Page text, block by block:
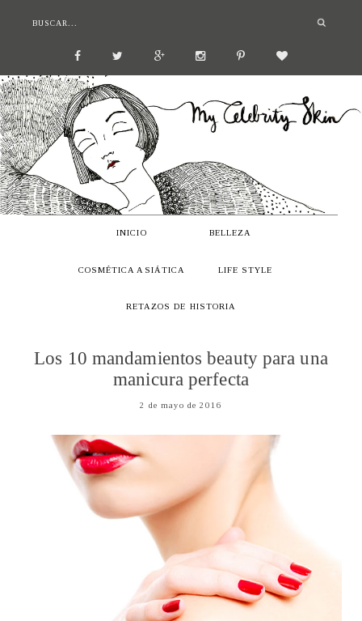
INICIO BELLEZA
COSMÉTICA ASIÁTICA LIFE STYLE
RETAZOS DE HISTORIA
Los 10 mandamientos beauty para una
manicura perfecta
2 de mayo de 2016